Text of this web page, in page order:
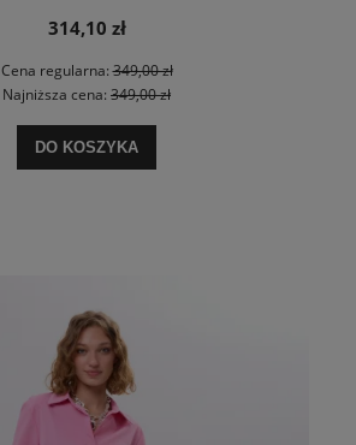
314,10 zł
Cena regularna:349,00 zł
Najniższa cena: 349,00 zł
DO KOSZYKA